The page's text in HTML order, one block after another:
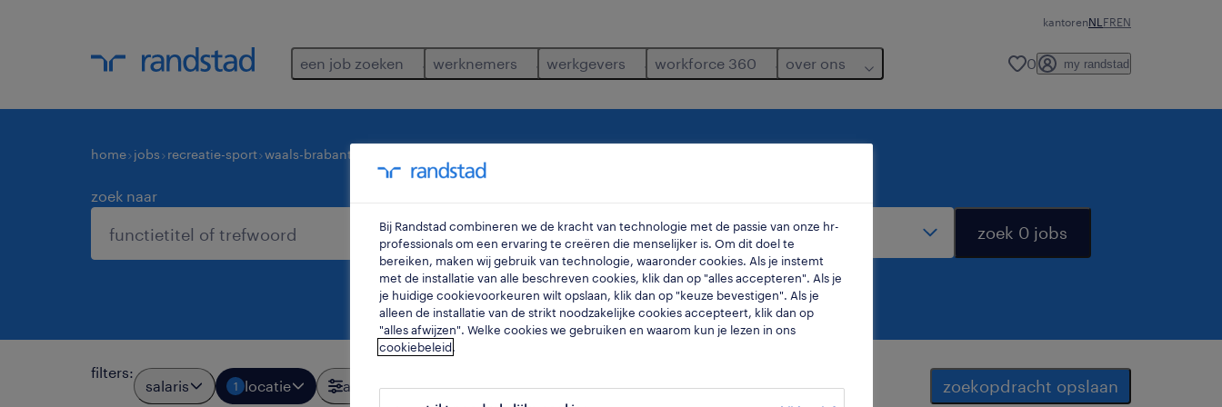
kantorenNL FREN
een job zoeken werknemers werkgevers workforce 360 over ons 0 my randstad
home jobs recreatie-sport waals-brabant
zoek naar
zoek 0 jobs
filters:
salaris 1 locatie alle filters 2 zoekopdracht opslaan
Bij Randstad combineren we de kracht van technologie met de passie van onze hr-
professionals om een ervaring te creëren die menselijker is. Om dit doel te
bereiken, maken wij gebruik van technologie, waaronder cookies. Als je instemt
met de installatie van alle beschreven cookies, klik dan op "alles accepteren". Als je
je huidige cookievoorkeuren wilt opslaan, klik dan op "keuze bevestigen". Als je
alleen de installatie van de strikt noodzakelijke cookies accepteert, klik dan op
"alles afwijzen". Welke cookies we gebruiken en waarom kun je lezen in ons
cookiebeleid.